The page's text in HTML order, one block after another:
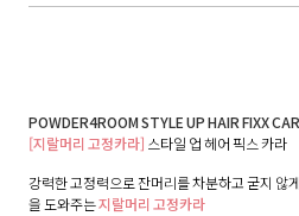
POWDER4ROOM STYLE UP HAIR FIXX
[지랄머리 고정카라] 스타일 업 헤어 픽스 카라
강력한 고정력으로 잔머리를 차분하고 굳지 않
을 도와주는지랄머리 고정카라